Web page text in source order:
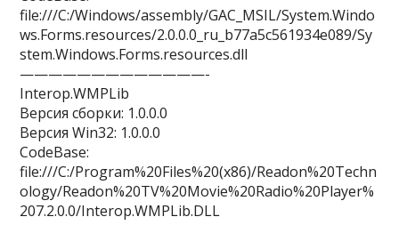
file:///C:/Windows/assembly/GAC_MSIL/System.Windo
ws.Forms.resources/2.0.0.0_ru_b77a5c561934e089/Sy
stem.Windows.Forms.resources.dll
—————————————-
Interop.WMPLib
Версия сборки: 1.0.0.0
Версия Win32: 1.0.0.0
CodeBase:
file:///C:/Program%20Files%20(x86)/Readon%20Techn
ology/Readon%20TV%20Movie%20Radio%20Player%
207.2.0.0/Interop.WMPLib.DLL